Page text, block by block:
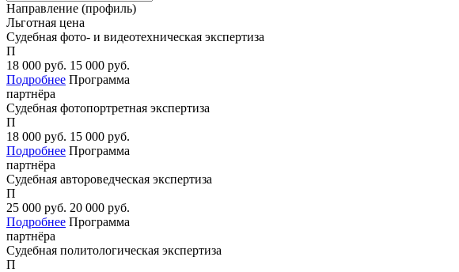
Направление (профиль)
Льготная цена
Судебная фото- и видеотехническая экспертиза
П
18 000 руб. 15 000 руб.
Подробнее Программа
партнёра
Судебная фотопортретная экспертиза
П
18 000 руб. 15 000 руб.
Подробнее Программа
партнёра
Судебная автороведческая экспертиза
П
25 000 руб. 20 000 руб.
Подробнее Программа
партнёра
Судебная политологическая экспертиза
П